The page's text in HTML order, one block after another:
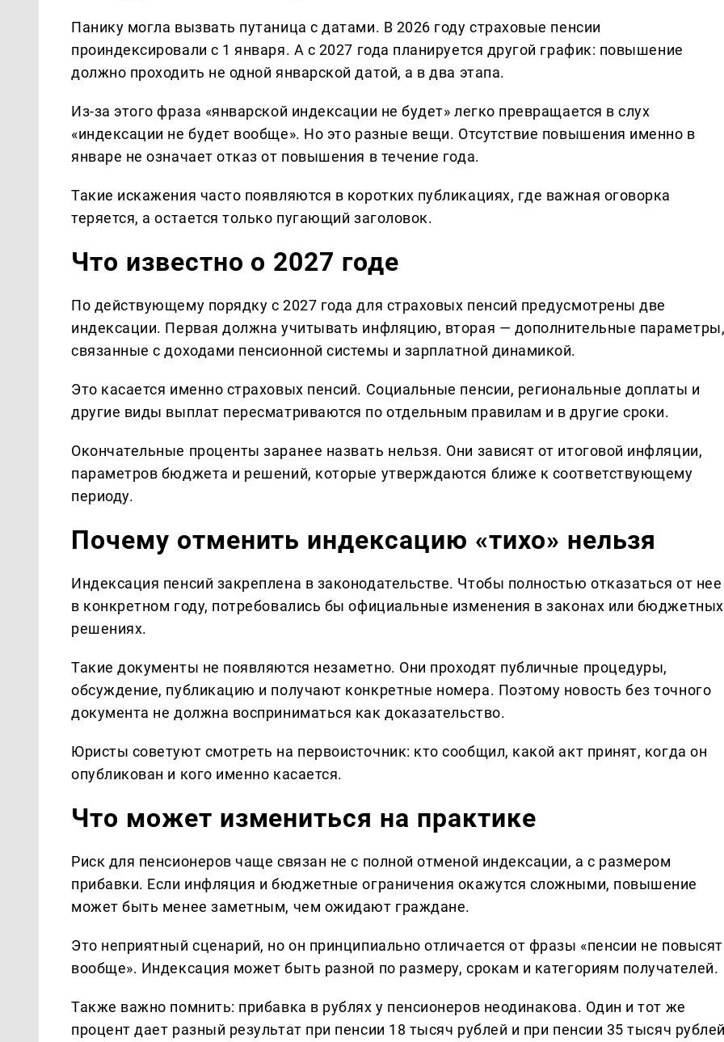
Панику могла вызвать путаница с датами. В 2026 году страховые пенсии
проиндексировали с 1 января. А с 2027 года планируется другой график: повышение
должно проходить не одной январской датой, а в два этапа.
Из-за этого фраза «январской индексации не будет» легко превращается в слух
«индексации не будет вообще». Но это разные вещи. Отсутствие повышения именно в
январе не означает отказ от повышения в течение года.
Такие искажения часто появляются в коротких публикациях, где важная оговорка
теряется, а остается только пугающий заголовок.
Что известно о 2027 годе
По действующему порядку с 2027 года для страховых пенсий предусмотрены две
индексации. Первая должна учитывать инфляцию, вторая — дополнительные
связанные с доходами пенсионной системы и зарплатной динамикой.
Это касается именно страховых пенсий. Социальные пенсии, региональные доплаты и
другие виды выплат пересматриваются по отдельным правилам и в другие сроки.
Окончательные проценты заранее назвать нельзя. Они зависят от итоговой инфляции,
параметров бюджета и решений, которые утверждаются ближе к соответствующему
периоду.
Почему отменить индексацию «тихо» нельзя
Индексация пенсий закреплена в законодательстве. Чтобы полностью отказаться от нее
в конкретном году, потребовались бы официальные изменения в законах или бюджетных
решениях.
Такие документы не появляются незаметно. Они проходят публичные процедуры,
обсуждение, публикацию и получают конкретные номера. Поэтому новость без точного
документа не должна восприниматься как доказательство.
Юристы советуют смотреть на первоисточник: кто сообщил, какой акт принят, когда он
опубликован и кого именно касается.
Что может измениться на практике
Риск для пенсионеров чаще связан не с полной отменой индексации, а с размером
прибавки. Если инфляция и бюджетные ограничения окажутся сложными, повышение
может быть менее заметным, чем ожидают граждане.
Это неприятный сценарий, но он принципиально отличается от фразы «пенсии не повысят
вообще». Индексация может быть разной по размеру, срокам и категориям получателей.
Также важно помнить: прибавка в рублях у пенсионеров неодинакова. Один и тот же
процент дает разный результат при пенсии 18 тысяч рублей и при пенсии 35 тысяч